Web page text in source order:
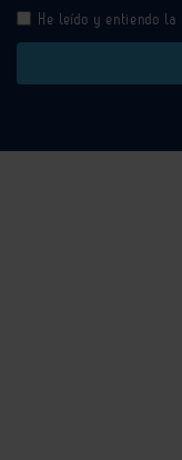
He leído y entiendo la